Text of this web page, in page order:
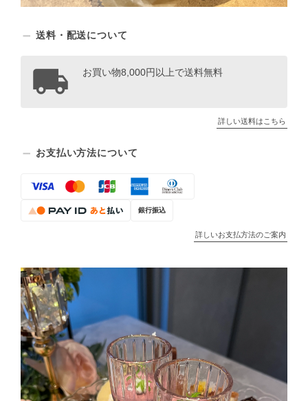
送料・配送について
お買い物8,000円以上で送料無料
詳しい送料はこちら
お支払い方法について
銀行振込
詳しいお支払方法のご案内